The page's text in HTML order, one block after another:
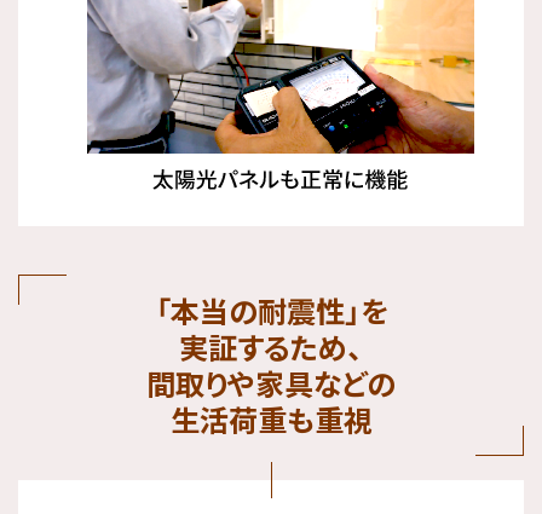
「本当の耐震性」を
実証するため、
間取りや家具などの
生活荷重も重視